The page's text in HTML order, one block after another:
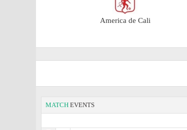
America de Cali
MATCH EVENTS